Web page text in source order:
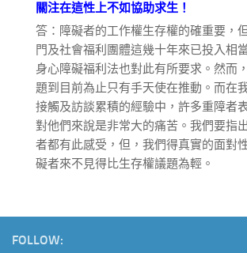
關注在這性上不如協助求生！
答：障礙者的工作權生存權的確重要，
門及社會福利團體這幾十年來已投入相
身心障礙福利法也對此有所要求。然而
題到目前為止只有手天使在推動。而在
接觸及訪談累積的經驗中，許多重障者
對他們來說是非常大的痛苦。我們要指
者都有此感受，但，我們得真實的面對
礙者來不見得比生存權議題為輕。
FOLLOW: